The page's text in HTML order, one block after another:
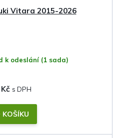
Vitara 2015-2026
k odeslání (1 sada)
KOŠÍKU